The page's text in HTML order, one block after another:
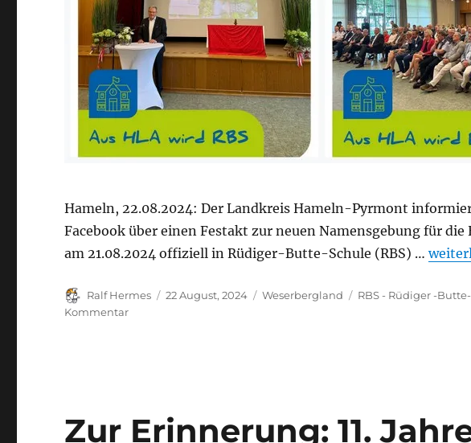
Hameln, 22.08.2024: Der Landkreis Hameln-Pyrmont
Facebook über einen Festakt zur neuen Namensgebung für
am 21.08.2024 offiziell in Rüdiger-Butte-Schule (RBS) …
Autor
Ralf Hermes
Veröffentlicht
22 August, 2024 Kategorien
Weserbergland Schlagwörter
RBS - Rüdiger -
Kommentarzu
Butte
Zur Erinnerung: 11.